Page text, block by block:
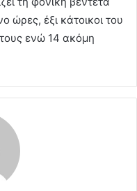
ώρες, έξι κάτοικοι του
ενώ 14 ακόμη